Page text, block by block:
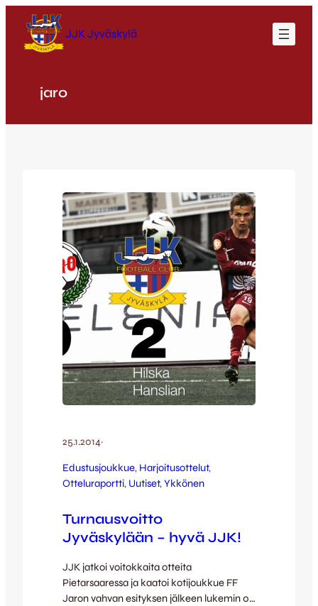
sisältöön
JJK Jyväskylä
jaro
25.1.2014·
Edustusjoukkue, Harjoitusottelut
Otteluraportti, Uutiset, Ykkönen
Turnausvoitto
Jyväskylään – hyvä JJK!
JJK jatkoi voitokkaita otteita
Pietarsaaressa ja kaatoi kotijoukkue FF
Jaron vahvan esityksen jälkeen lukemin 0-